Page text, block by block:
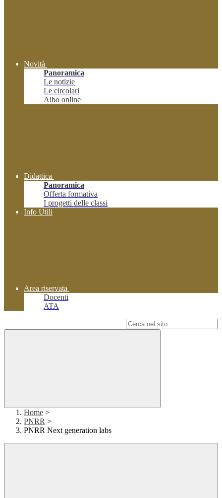
Novità
Panoramica
Le notizie
Le circolari
Albo online
Didattica
Panoramica
Offerta formativa
I progetti delle classi
Info Utili
Area riservata
Docenti
ATA
Home >
PNRR >
PNRR Next generation labs